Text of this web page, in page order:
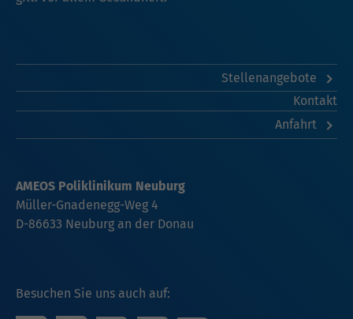
Stellenangebote
Kontakt
Anfahrt
Besuchen Sie uns auch auf:
AMEOS Poliklinikum Neuburg
Müller-Gnadenegg-Weg 4
D-86633 Neuburg an der Donau